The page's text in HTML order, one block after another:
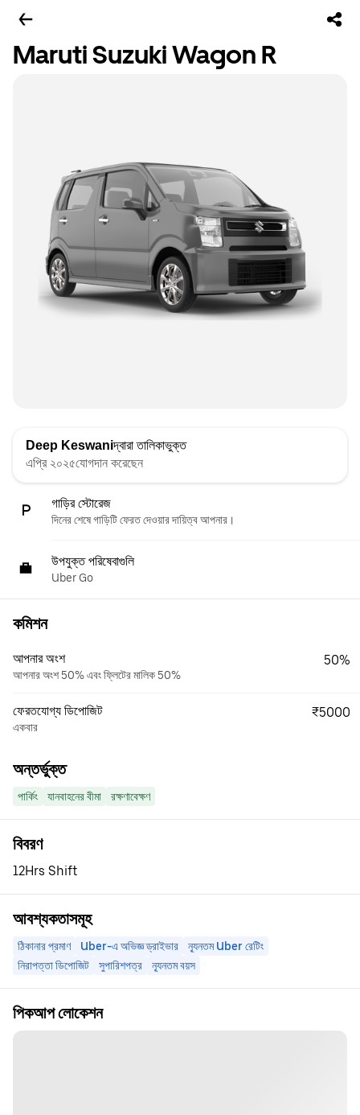
Maruti Suzuki Wagon R
Deep Keswaniদ্বারা তালিকাভুক্ত
এপ্রি ২০২৫যোগদান করেছেন
গাড়ির স্টোরেজ
দিনের শেষে গাড়িটি ফেরত দেওয়ার দায়িত্ব আপনার।
উপযুক্ত পরিষেবাগুলি
Uber Go
কমিশন
আপনার অংশ
আপনার অংশ 50% এবং ফ্লিটের মালিক 50%
50%
ফেরতযোগ্য ডিপোজিট
একবার
₹5000
অন্তর্ভুক্ত
পার্কিং যানবাহনের বীমা রক্ষণাবেক্ষণ
বিবরণ
12Hrs Shift
আবশ্যকতাসমূহ
ঠিকানার প্রমাণ Uber-এ অভিজ্ঞ ড্রাইভার
ন্যূনতম Uber রেটিং
নিরাপত্তা ডিপোজিট
সুপারিশপত্র ন্যূনতম বয়স
পিকআপ লোকেশন